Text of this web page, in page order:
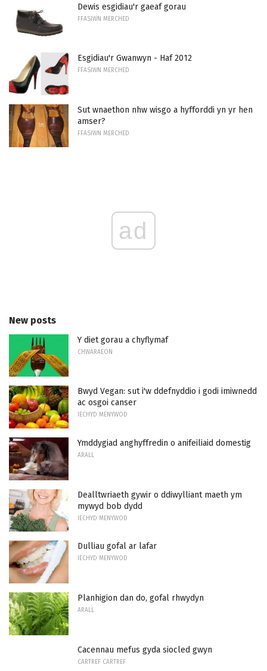
Dewis esgidiau'r gaeaf gorau
FFASIWN MERCHED
Esgidiau'r Gwanwyn - Haf 2012
FFASIWN MERCHED
Sut wnaethon nhw wisgo a hyfforddi yn yr hen
amser?
FFASIWN MERCHED
ad
New posts
Y diet gorau a chyflymaf
CHWARAEON
Bwyd Vegan: sut i'w ddefnyddio i godi imiwnedd
ac osgoi canser
IECHYD MENYWOD
Ymddygiad anghyffredin o anifeiliaid domestig
ARALL
Dealltwriaeth gywir o ddiwylliant maeth ym
mywyd bob dydd
IECHYD MENYWOD
Dulliau gofal ar lafar
IECHYD MENYWOD
Planhigion dan do, gofal rhwydyn
ARALL
Cacennau mefus gyda siocled gwyn
CARTREF CARTREF